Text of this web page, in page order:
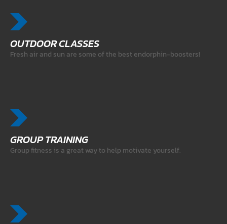
OUTDOOR CLASSES
Fresh air and sun are some of the best endorphin-boosters!
GROUP TRAINING
Group fitness is a great way to help motivate yourself.